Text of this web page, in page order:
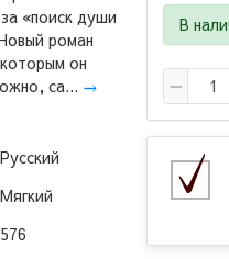
В
«поиск души
роман
он
са... →
Русский
Мягкий
576